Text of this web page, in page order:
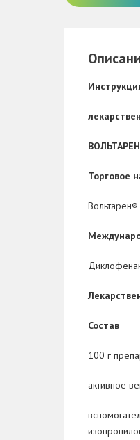
Торговое
Состав
100 г
активное